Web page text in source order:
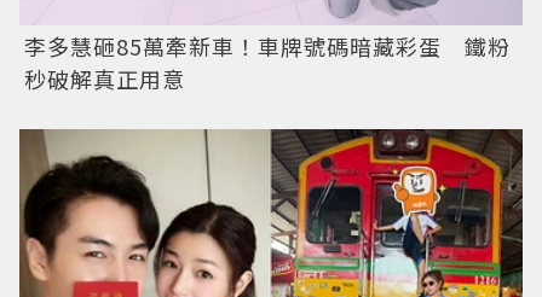
李多慧砸85萬牽新車！車牌號碼暗藏彩蛋 鐵粉
秒破解真正用意